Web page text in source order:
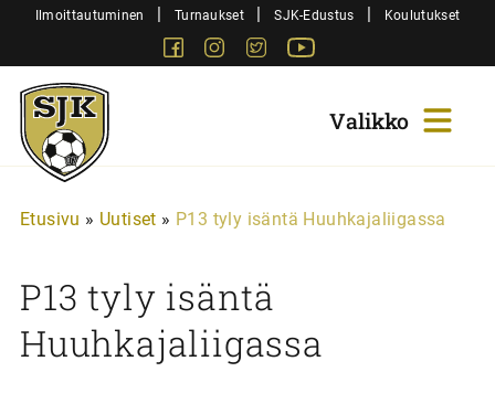
SiirryIlmoittautuminen | Turnaukset | SJK-Edustus | Koulutukset
FacebookInstagram
Twitter
Sjk-
Juniorit
Etusivu » Uutiset » P13 tyly isäntä Huuhkajaliigassa
P13 tyly isäntä
Huuhkajaliigassa